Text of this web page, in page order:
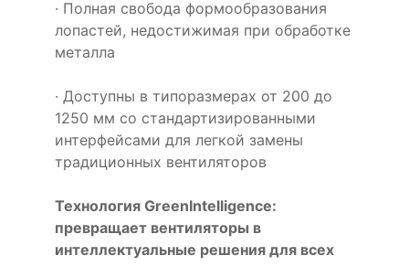
· Полная свобода формообразования
лопастей, недостижимая при обработке
металла
· Доступны в типоразмерах от 200 до
1250 мм со стандартизированными
интерфейсами для легкой замены
традиционных вентиляторов
Технология GreenIntelligence:
превращает вентиляторы в
интеллектуальные решения для всех